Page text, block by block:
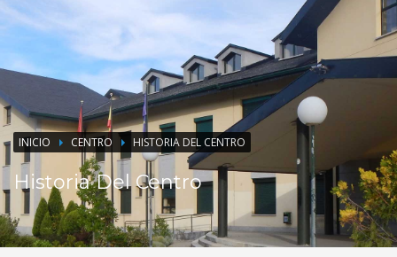
INICIO CENTRO HISTORIA DEL CENTRO
Historia Del Centro